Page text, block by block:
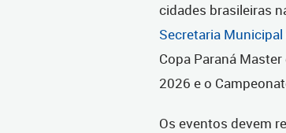
cidades brasileiras
Secretaria
Copa Paraná
2026 e o
Os eventos devem